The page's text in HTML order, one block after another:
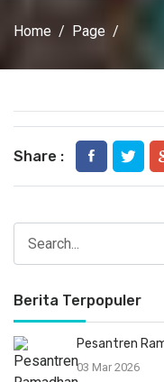
Home Page
Share :
Berita Terpopuler
Pesantren
03 Mar 2026